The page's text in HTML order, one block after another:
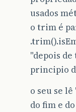
usados
o trim é
"depois de
principio
o seu se
do fim e